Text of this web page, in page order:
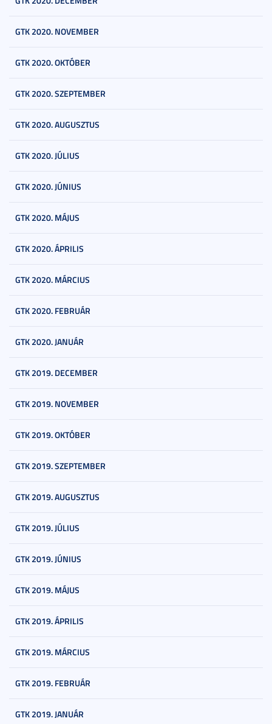
GTK 2020. NOVEMBER
GTK 2020. OKTÓBER
GTK 2020. SZEPTEMBER
GTK 2020. AUGUSZTUS
GTK 2020. JÚLIUS
GTK 2020. JÚNIUS
GTK 2020. MÁJUS
GTK 2020. ÁPRILIS
GTK 2020. MÁRCIUS
GTK 2020. FEBRUÁR
GTK 2020. JANUÁR
GTK 2019. DECEMBER
GTK 2019. NOVEMBER
GTK 2019. OKTÓBER
GTK 2019. SZEPTEMBER
GTK 2019. AUGUSZTUS
GTK 2019. JÚLIUS
GTK 2019. JÚNIUS
GTK 2019. MÁJUS
GTK 2019. ÁPRILIS
GTK 2019. MÁRCIUS
GTK 2019. FEBRUÁR
GTK 2019. JANUÁR